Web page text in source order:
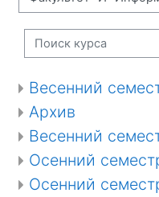
Поиск курса
Весенний
Архив
Весенний
Осенний
Осенний